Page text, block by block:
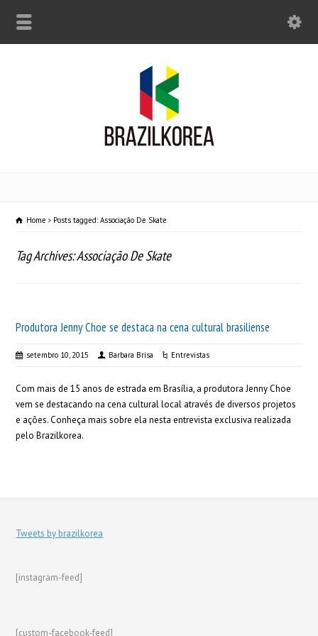
Home Posts tagged: Associação De Skate
Tag Archives: Associação De Skate
Produtora Jenny Choe se destaca na cena cultural brasiliense
setembro 10, 2015 Barbara Brisa Entrevistas
Com mais de 15 anos de estrada em Brasília, a produtora Jenny Choe
vem se destacando na cena cultural local através de diversos projetos
e ações. Conheça mais sobre ela nesta entrevista exclusiva realizada
pelo Brazilkorea.
Tweets by brazilkorea
[instagram-feed]
[custom-facebook-feed]